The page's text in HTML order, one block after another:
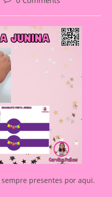
presentes por aqui.